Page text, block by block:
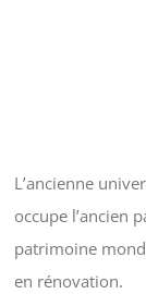
L’ancienne
occupe l’ancien
patrimoine
en rénovation.